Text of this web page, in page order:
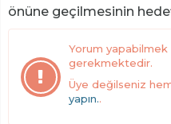
önüne geçilmesinin
Yorum yapabilmek
gerekmektedir.
Üye değilseniz
yapın..